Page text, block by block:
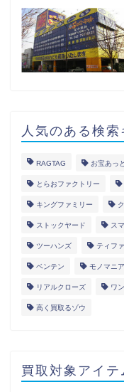
人気のある検
RAGTAG お宝あっ
とらおファクトリー
キングファミリー
ストックヤード ス
ツーハンズ ティフ
ベンテン モノマニア
リアルクローズ ワ
高く買取るゾウ
買取対象アイテ